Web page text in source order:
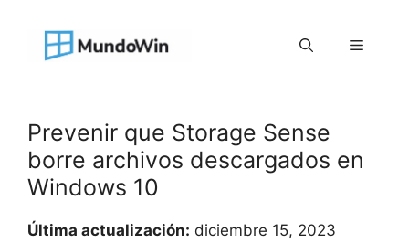
contenido
Menú
Prevenir que Storage Sense
borre archivos descargados en
Windows 10
Última actualización: diciembre 15, 2023